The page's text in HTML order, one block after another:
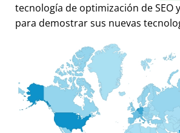
tecnología de optimización de SEO
para demostrar sus nuevas